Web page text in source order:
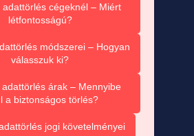
adattörlés cégeknél – Miért
létfontosságú?
módszerei – Hogyan
válasszuk ki?
árak – Mennyibe
a biztonságos törlés?
jogi követelményei